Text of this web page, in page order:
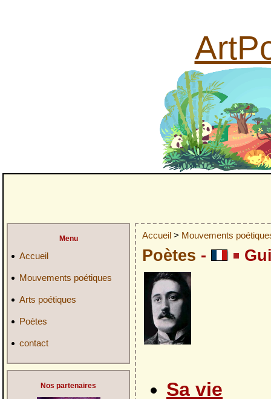
Menu
Accueil
Mouvements poétiques
Arts poétiques
Poètes
contact
Nos partenaires
Accueil > Mouvements
Poètes -
Sa vie